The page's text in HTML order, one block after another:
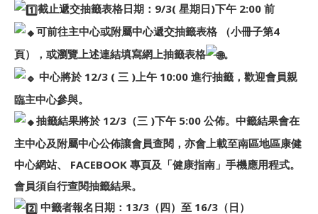
截止遞交抽籤表格日期：9/3( 星期日)下午 2:00 前
可前往主中心或附屬中心遞交抽籤表格 （小冊子第4
頁），或瀏覽上述連結填寫網上抽籤表格
。
中心將於 12/3 ( 三 )上午 10:00 進行抽籤，歡迎會員親
臨主中心參與。
抽籤結果將於 12/3（三 )下午 5:00 公佈。中籤結果會在
主中心及附屬中心公佈讓會員查閱，亦會上載至南區地區康健
中心網站、 FACEBOOK 專頁及「健康指南」手機應用程式。
會員須自行查閱抽籤結果。
中籤者報名日期：13/3（四）至 16/3（日）